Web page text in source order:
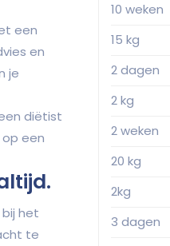
een
en
je
diëtist
een
het
te
10 weken
15 kg
2 dagen
2 kg
2 weken
20 kg
2kg
3 dagen